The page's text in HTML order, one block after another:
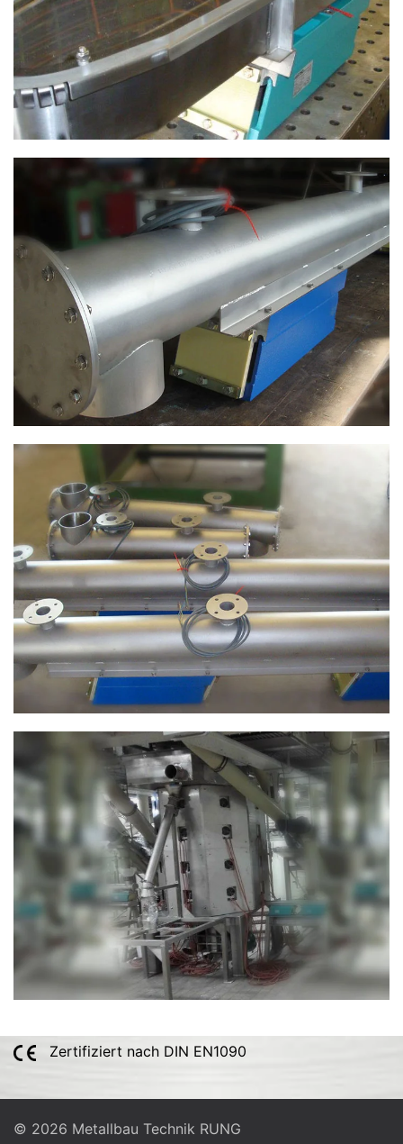
ANSEHEN
ANSEHEN
ANSEHEN
ANSEHEN
Zertifiziert nach DIN EN1090
© 2026 Metallbau Technik RUNG